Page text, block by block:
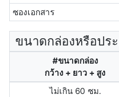
ซองเอกสาร
ขนาดกล่องหรือประ
#ขนาดกล่อง
กว้าง + ยาว + สูง
ไม่เกิน 60 ซม.